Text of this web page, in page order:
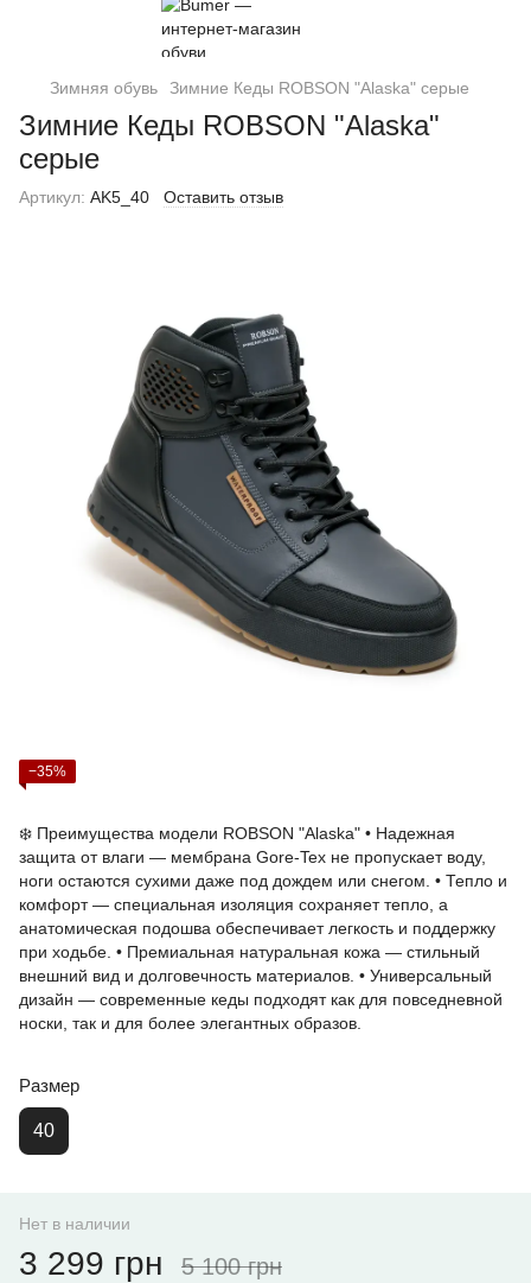
Зимняя обувь Зимние Кеды ROBSON "Alaska" серые
Зимние Кеды ROBSON "Alaska"
серые
Артикул: AK5_40 Оставить отзыв
−35%
❄️ Преимущества модели ROBSON "Alaska" • Надежная
защита от влаги — мембрана Gore-Tex не пропускает воду,
ноги остаются сухими даже под дождем или снегом. • Тепло и
комфорт — специальная изоляция сохраняет тепло, а
анатомическая подошва обеспечивает легкость и поддержку
при ходьбе. • Премиальная натуральная кожа — стильный
внешний вид и долговечность материалов. • Универсальный
дизайн — современные кеды подходят как для повседневной
носки, так и для более элегантных образов.
Размер
40
Нет в наличии
3 299 грн 5 100 грн